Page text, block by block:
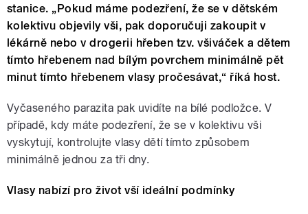
stanice. „Pokud máme podezření, že se v dětském
kolektivu objevily vši, pak doporučuji zakoupit v
lékárně nebo v drogerii hřeben tzv. všiváček a dětem
tímto hřebenem nad bílým povrchem minimálně pět
minut tímto hřebenem vlasy pročesávat,“ říká host.
Vyčaseného parazita pak uvidíte na bílé podložce. V
případě, kdy máte podezření, že se v kolektivu vši
vyskytují, kontrolujte vlasy dětí tímto způsobem
minimálně jednou za tři dny.
Vlasy nabízí pro život vší ideální podmínky